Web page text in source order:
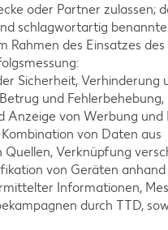
bis 12.08.
oder Partner zulassen;
schlagwortartig
Rahmen des Einsatzes
Sicherheit, Verhinderung
und Fehlerbehebung,
Anzeige von Werbung und
von Daten aus
Quellen, Verknüpfung
von Geräten anhand
Informationen,
durch TTD,